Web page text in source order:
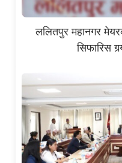
ललितपुर महानगर
सिफारिस